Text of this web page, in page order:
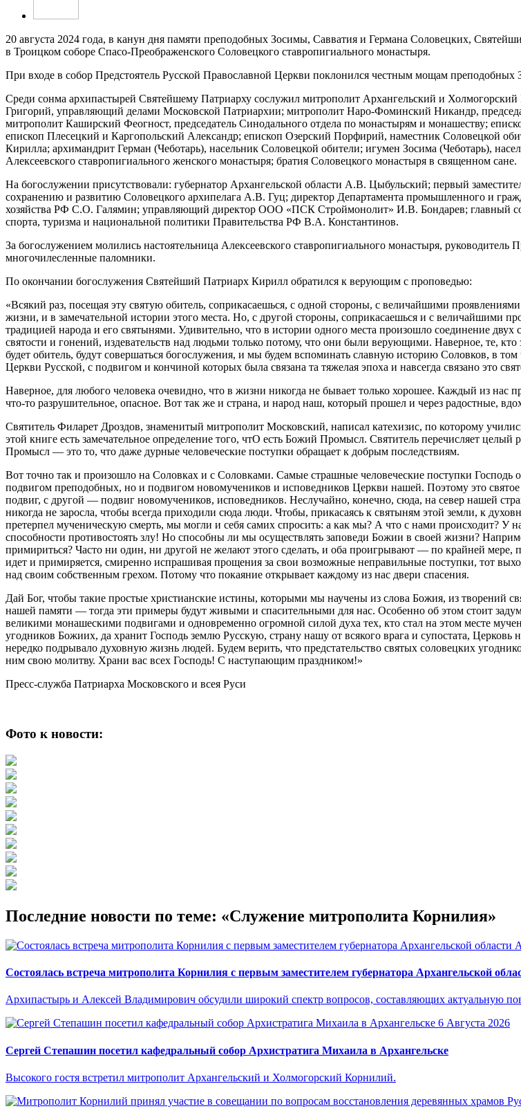
20 августа 2024 года, в канун дня памяти преподобных Зосимы, Савватия и Германа Соловецких,
в Троицком соборе Спасо-Преображенского Соловецкого ставропигиального монастыря.
При входе в собор Предстоятель Русской Православной Церкви поклонился честным мощам
Среди сонма архипастырей Святейшему Патриарху сослужил митрополит Архангельский и
Григорий, управляющий делами Московской Патриархии; митрополит Наро-Фоминский Никандр,
митрополит Каширский Феогност, председатель Синодального отдела по монастырям и монашеству;
епископ Плесецкий и Каргопольский Александр; епископ Озерский Порфирий, наместник Соловецкой
Кирилла; архимандрит Герман (Чеботарь), насельник Соловецкой обители; игумен Зосима (Чеботарь),
Алексеевского ставропигиального женского монастыря; братия Соловецкого монастыря в священном сане.
На богослужении присутствовали: губернатор Архангельской области А.В. Цыбульский; первый
сохранению и развитию Соловецкого архипелага А.В. Гуц; директор Департамента промышленного и
хозяйства РФ С.О. Галямин; управляющий директор ООО «ПСК Строймонолит» И.В. Бондарев; главный
спорта, туризма и национальной политики Правительства РФ В.А. Константинов.
За богослужением молились настоятельница Алексеевского ставропигиального монастыря,
многочилесленные паломники.
По окончании богослужения Святейший Патриарх Кирилл обратился к верующим с проповедью:
«Всякий раз, посещая эту святую обитель, соприкасаешься, с одной стороны, с величайшими
жизни, и в замечательной истории этого места. Но, с другой стороны, соприкасаешься и с величайшими
традицией народа и его святынями. Удивительно, что в истории одного места произошло соединение
святости и гонений, издевательств над людьми только потому, что они были верующими. Наверное, те, кто
будет обитель, будут совершаться богослужения, и мы будем вспоминать славную историю Соловков, в
Церкви Русской, с подвигом и кончиной которых была связана та тяжелая эпоха и навсегда связано это
Наверное, для любого человека очевидно, что в жизни никогда не бывает только хорошее. Каждый из нас
что-то разрушительное, опасное. Вот так же и страна, и народ наш, который прошел и через радостные,
Святитель Филарет Дроздов, знаменитый митрополит Московский, написал катехизис, по которому
этой книге есть замечательное определение того, чтО есть Божий Промысл. Святитель перечисляет целый
Промысл — это то, что даже дурные человеческие поступки обращает к добрым последствиям.
Вот точно так и произошло на Соловках и с Соловками. Самые страшные человеческие поступки Господь
подвигом преподобных, но и подвигом новомучеников и исповедников Церкви нашей. Поэтому это
подвиг, с другой — подвиг новомучеников, исповедников. Неслучайно, конечно, сюда, на север нашей
никогда не заросла, чтобы всегда приходили сюда люди. Чтобы, прикасаясь к святыням этой земли, к
претерпел мученическую смерть, мы могли и себя самих спросить: а как мы? А что с нами происходит?
способности противостоять злу! Но способны ли мы осуществлять заповеди Божии в своей жизни?
примириться? Часто ни один, ни другой не желают этого сделать, и оба проигрывают — по крайней
идет и примиряется, смиренно испрашивая прощения за свои возможные неправильные поступки, тот
над своим собственным грехом. Потому что покаяние открывает каждому из нас двери спасения.
Дай Бог, чтобы такие простые христианские истины, которыми мы научены из слова Божия, из творений
нашей памяти — тогда эти примеры будут живыми и спасительными для нас. Особенно об этом стоит
великими монашескими подвигами и одновременно огромной силой духа тех, кто стал на этом месте
угодников Божиих, да хранит Господь землю Русскую, страну нашу от всякого врага и супостата,
нередко подрывало духовную жизнь людей. Будем верить, что предстательство святых соловецких
ним свою молитву. Храни вас всех Господь! С наступающим праздником!»
Пресс-служба Патриарха Московского и всея Руси
Фото к новости:
Последние новости по теме: «Служение митрополита Корнилия»
Состоялась встреча митрополита Корнилия с первым заместителем губернатора Архангельской
Архипастырь и Алексей Владимирович обсудили широкий спектр вопросов, составляющих актуальную
6 Августа 2026
Сергей Степашин посетил кафедральный собор Архистратига Михаила в Архангельске
Высокого гостя встретил митрополит Архангельский и Холмогорский Корнилий.